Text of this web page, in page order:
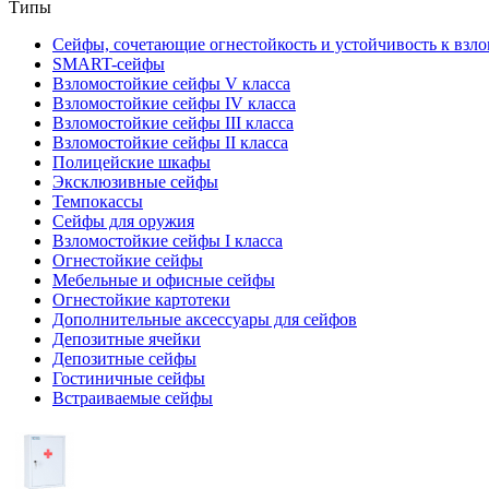
Типы
Сейфы, сочетающие огнестойкость и устойчивость к
SMART-сейфы
Взломостойкие сейфы V класса
Взломостойкие сейфы IV класса
Взломостойкие сейфы III класса
Взломостойкие сейфы II класса
Полицейские шкафы
Эксклюзивные сейфы
Темпокассы
Сейфы для оружия
Взломостойкие сейфы I класса
Огнестойкие сейфы
Мебельные и офисные сейфы
Огнестойкие картотеки
Дополнительные аксессуары для сейфов
Депозитные ячейки
Депозитные сейфы
Гостиничные сейфы
Встраиваемые сейфы